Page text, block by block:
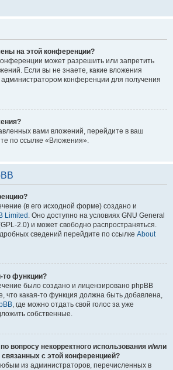
на этой конференции?
может разрешить или запретить
Если вы не знаете, какие вложения
конференции для получения
вами вложений, перейдите в ваш
по ссылке «Вложения».
(в его исходной форме) создано и
Limited . Оно доступно на условиях GNU General
2.0) и может свободно распространяться.
сведений перейдите по ссылке About
то функции?
было создано и лицензировано phpBB
что какая-то функция должна быть добавлена,
, где можно отдать свой голос за уже
собственные.
вопросу некорректного использования и/или
с этой конференцией?
из администраторов, перечисленных в